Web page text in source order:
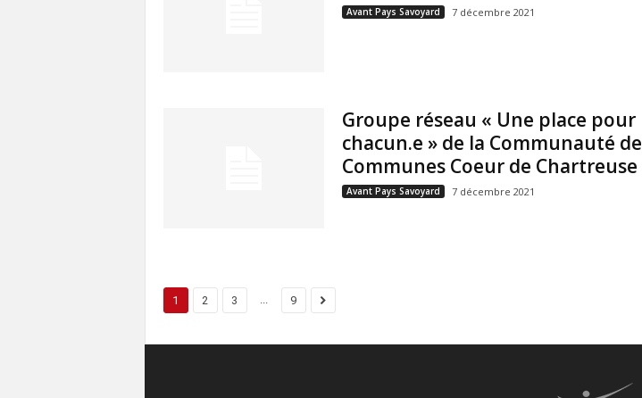
Avant Pays Savoyard 7 décembre 2021
Groupe réseau « Une place pour
chacun.e » de la Communauté de
Communes Coeur de Chartreuse
Avant Pays Savoyard 7 décembre 2021
1 2 3 ... 9